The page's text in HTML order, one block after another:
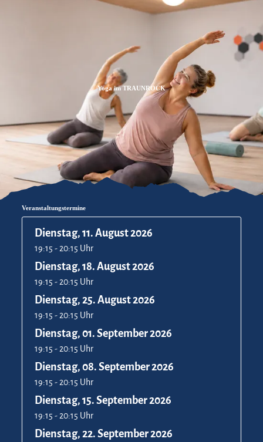
Zum
Zur
Zum
Yoga im TRAUNROCK
Veranstaltungstermine
Dienstag, 11. August 2026
19:15 - 20:15 Uhr
Dienstag, 18. August 2026
19:15 - 20:15 Uhr
Dienstag, 25. August 2026
19:15 - 20:15 Uhr
Dienstag, 01. September 2026
19:15 - 20:15 Uhr
Dienstag, 08. September 2026
19:15 - 20:15 Uhr
Dienstag, 15. September 2026
19:15 - 20:15 Uhr
Dienstag, 22. September 2026